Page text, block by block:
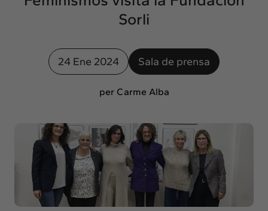
Nuestros servicios
Proyectos
Intermèdia
Clientes
Insights
Actualidad
Intercambio
Contacto
Sorli
24 Ene 2024 Sala de prensa
per Carme Alba